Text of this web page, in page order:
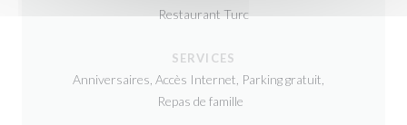
Restaurant Turc
SERVICES
Anniversaires, Accès Internet, Parking gratuit,
Repas de famille